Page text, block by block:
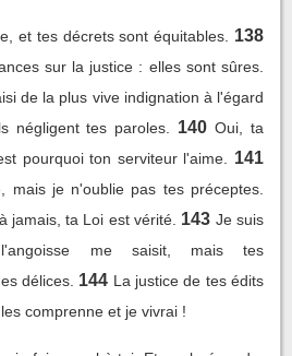
et tes décrets sont équitables. 138
sur la justice : elles sont sûres.
de la plus vive indignation à l'égard
négligent tes paroles.
140 Oui, ta
pourquoi ton serviteur l'aime.
141
mais je n'oublie pas tes préceptes.
jamais, ta Loi est vérité. 143 Je suis
me saisit, mais tes
délices. 144 La justice de tes édits
comprenne et je vivrai !